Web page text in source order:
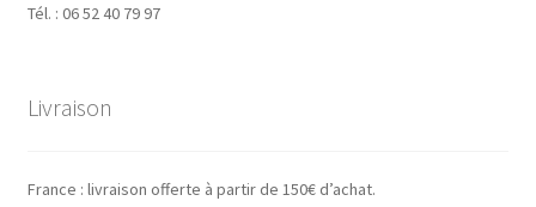
Tél. : 06 52 40 79 97
Livraison
France : livraison offerte à partir de 150€ d’achat.